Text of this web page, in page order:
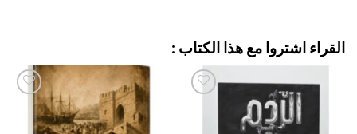
القراء اشتروا مع هذا الكتاب :
إضافة
قائمة